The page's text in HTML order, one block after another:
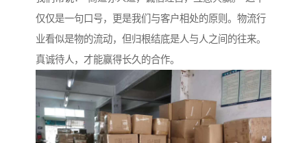
仅仅是一句口号，更是我们与客户相处的原则。物流行
业看似是物的流动，但归根结底是人与人之间的往来。
真诚待人，才能赢得长久的合作。